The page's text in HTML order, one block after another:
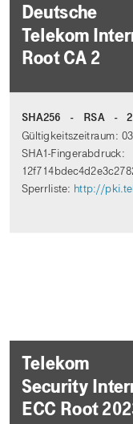
Deutsche
Telekom
Root CA 2
SHA256 - RSA -
Gültigkeitszeitraum:
SHA1-Fingerabdruck:
Sperrliste: http://
Telekom
Security
ECC Root